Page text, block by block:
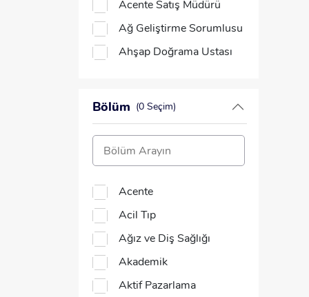
Acente Satış Müdürü
Ağ Geliştirme Sorumlusu
Ahşap Doğrama Ustası
Görevlisi
Analist
Animatör
Anketör
AR-GE ve Kalite Uzmanı
Arayüz Geliştirme
Uzmanı
Geliştirme) Mühendisi
Bölüm (0 Seçim)
Acente
Acil Tıp
Ağız ve Diş Sağlığı
Akademik
Aktif Pazarlama